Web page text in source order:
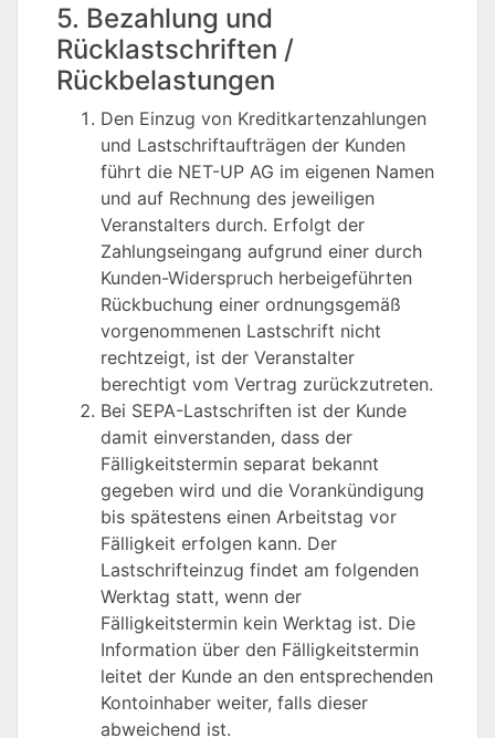
5. Bezahlung und
Rücklastschriften /
Rückbelastungen
Den Einzug von Kreditkartenzahlungen
und Lastschriftaufträgen der Kunden
führt die NET-UP AG im eigenen Namen
und auf Rechnung des jeweiligen
Veranstalters durch. Erfolgt der
Zahlungseingang aufgrund einer durch
Kunden-Widerspruch herbeigeführten
Rückbuchung einer ordnungsgemäß
vorgenommenen Lastschrift nicht
rechtzeigt, ist der Veranstalter
berechtigt vom Vertrag zurückzutreten.
Bei SEPA-Lastschriften ist der Kunde
damit einverstanden, dass der
Fälligkeitstermin separat bekannt
gegeben wird und die Vorankündigung
bis spätestens einen Arbeitstag vor
Fälligkeit erfolgen kann. Der
Lastschrifteinzug findet am folgenden
Werktag statt, wenn der
Fälligkeitstermin kein Werktag ist. Die
Information über den Fälligkeitstermin
leitet der Kunde an den entsprechenden
Kontoinhaber weiter, falls dieser
abweichend ist.